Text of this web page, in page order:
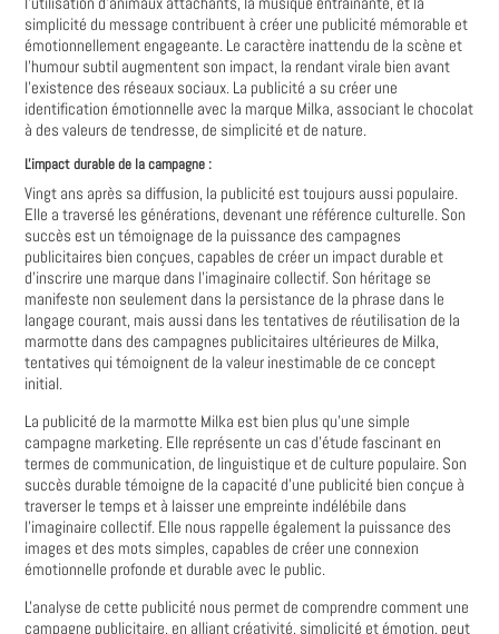
simplicité du message contribuent à créer une publicité mémorable et
émotionnellement engageante. Le caractère inattendu de la scène et
l'humour subtil augmentent son impact, la rendant virale bien avant
l'existence des réseaux sociaux. La publicité a su créer une
identification émotionnelle avec la marque Milka, associant le chocolat
à des valeurs de tendresse, de simplicité et de nature.
L'impact durable de la campagne :
Vingt ans après sa diffusion, la publicité est toujours aussi populaire.
Elle a traversé les générations, devenant une référence culturelle. Son
succès est un témoignage de la puissance des campagnes
publicitaires bien conçues, capables de créer un impact durable et
d'inscrire une marque dans l'imaginaire collectif. Son héritage se
manifeste non seulement dans la persistance de la phrase dans le
langage courant, mais aussi dans les tentatives de réutilisation de la
marmotte dans des campagnes publicitaires ultérieures de Milka,
tentatives qui témoignent de la valeur inestimable de ce concept
initial.
La publicité de la marmotte Milka est bien plus qu'une simple
campagne marketing. Elle représente un cas d'étude fascinant en
termes de communication, de linguistique et de culture populaire. Son
succès durable témoigne de la capacité d'une publicité bien conçue à
traverser le temps et à laisser une empreinte indélébile dans
l'imaginaire collectif. Elle nous rappelle également la puissance des
images et des mots simples, capables de créer une connexion
émotionnelle profonde et durable avec le public.
L'analyse de cette publicité nous permet de comprendre comment une
campagne publicitaire, en alliant créativité, simplicité et émotion, peut